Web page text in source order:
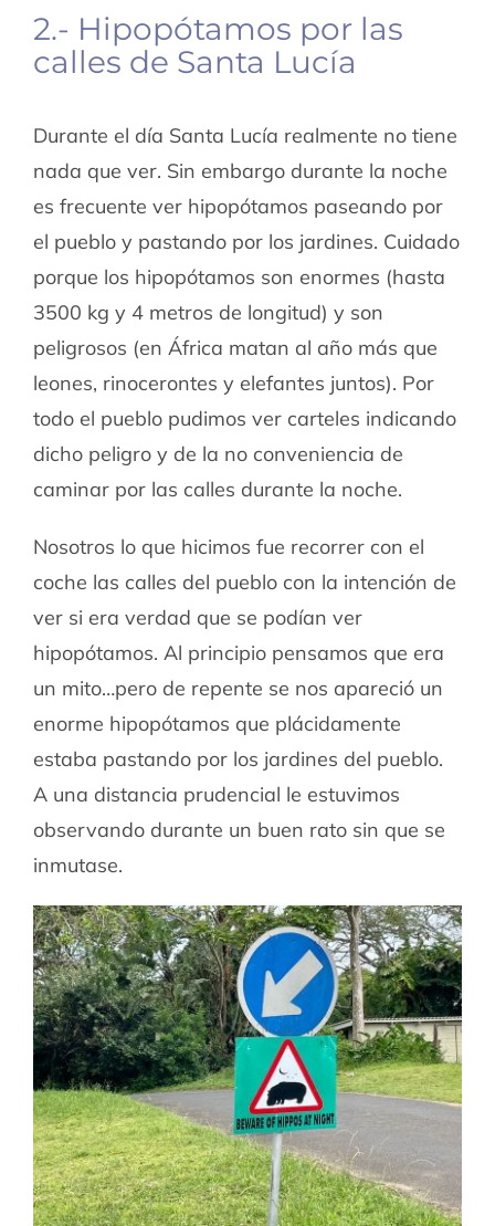
2.- Hipopótamos por las
calles de Santa Lucía
Durante el día Santa Lucía realmente no tiene
nada que ver. Sin embargo durante la noche
es frecuente ver hipopótamos paseando por
el pueblo y pastando por los jardines. Cuidado
porque los hipopótamos son enormes (hasta
3500 kg y 4 metros de longitud) y son
peligrosos (en África matan al año más que
leones, rinocerontes y elefantes juntos). Por
todo el pueblo pudimos ver carteles indicando
dicho peligro y de la no conveniencia de
caminar por las calles durante la noche.
Nosotros lo que hicimos fue recorrer con el
coche las calles del pueblo con la intención de
ver si era verdad que se podían ver
hipopótamos. Al principio pensamos que era
un mito…pero de repente se nos apareció un
enorme hipopótamos que plácidamente
estaba pastando por los jardines del pueblo.
A una distancia prudencial le estuvimos
observando durante un buen rato sin que se
inmutase.